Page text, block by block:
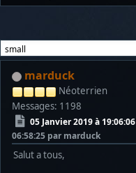
marduck
Néoterrien
Messages: 1198
05 Janvier 2019 à 19:06:06
06:58:25 par marduck
Salut a tous,